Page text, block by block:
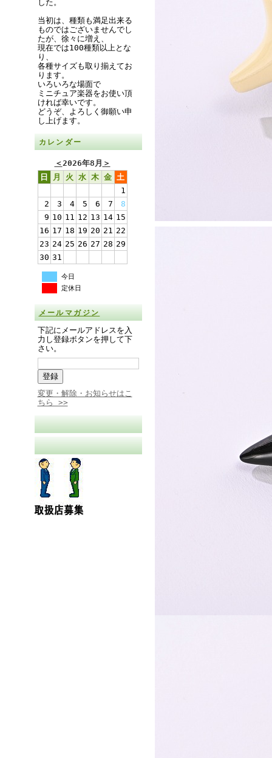
した。
当初は、種類も満足出来る
ものではございませんでし
たが、徐々に増え、
現在では100種類以上とな
り、
各種サイズも取り揃えてお
ります。
いろいろな場面で
ミニチュア楽器をお使い頂
ければ幸いです。
どうぞ、よろしく御願い申
し上げます。
カレンダー
＜2026年8月 ＞
日
月 火 水 木 金 土
1
2
3 4 5 6 7
8
9 10 11 12 13 14 15
16 17 18 19 20 21 22
23 24 25 26 27 28 29
30 31
今日
定休日
メールマガジン
下記にメールアドレスを入
力し登録ボタンを押して下
さい。
変更・解除・お知らせはこ
ちら >>